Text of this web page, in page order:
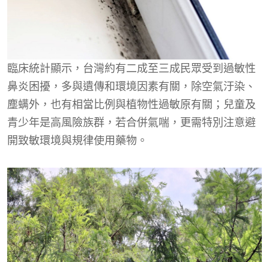
臨床統計顯示，台灣約有二成至三成民眾受到過敏性
鼻炎困擾，多與遺傳和環境因素有關，除空氣汙染、
塵螨外，也有相當比例與植物性過敏原有關；兒童及
青少年是高風險族群，若合併氣喘，更需特別注意避
開致敏環境與規律使用藥物。